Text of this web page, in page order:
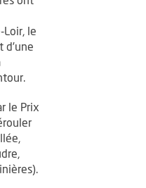
Loir, le
le Prix